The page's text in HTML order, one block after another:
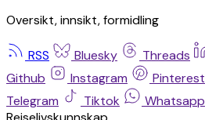
Oversikt, innsikt, formidling
RSS Bluesky Threads
Github
Instagram Pinterest
Telegram
Tiktok Whatsapp